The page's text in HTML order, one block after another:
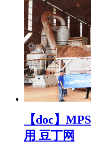
【doc】
用 豆丁网